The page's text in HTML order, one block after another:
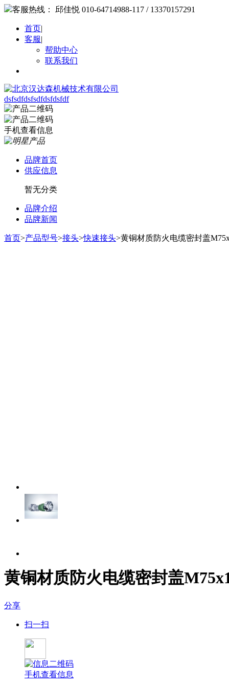
客服热线： 邱佳悦 010-64714988-117 / 13370157291
首页|
客服|
帮助中心
联系我们
dsfsdfdsfsdfdsfdsfdf
手机查看信息
品牌首页
供应信息
暂无分类
品牌介绍
品牌新闻
首页>产品型号>接头>快速接头>黄铜材质防火电缆密封盖
黄铜材质防火电缆密封盖
分享
扫一扫
手机查看信息